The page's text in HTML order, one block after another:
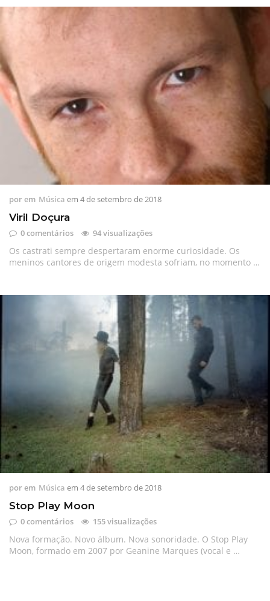
porem Música em 4 de setembro de 2018
Viril Doçura
0 comentários 94 visualizações
Os castrati sempre despertaram enorme curiosidade. Os
meninos cantores de origem modesta sofriam, no momento …
porem Música em 4 de setembro de 2018
Stop Play Moon
0 comentários 155 visualizações
Nova formação. Novo álbum. Nova sonoridade. O Stop Play
Moon, formado em 2007 por Geanine Marques (vocal e …